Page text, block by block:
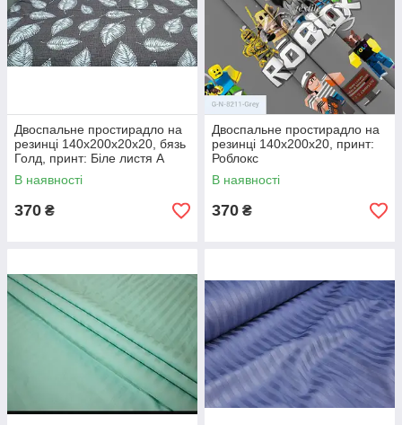
Двоспальне простирадло на
резинці 140х200х20х20, бязь
Голд, принт: Біле листя А
В наявності
370 ₴
Двоспальне простирадло на
резинці 140х200х20, принт:
Роблокс
В наявності
370 ₴